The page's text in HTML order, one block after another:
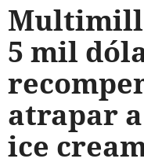
5 mil
atrapar
ice